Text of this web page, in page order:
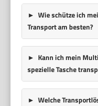
Wie schütze ich
Transport am besten?
Kann ich mein
spezielle Tasche
Welche